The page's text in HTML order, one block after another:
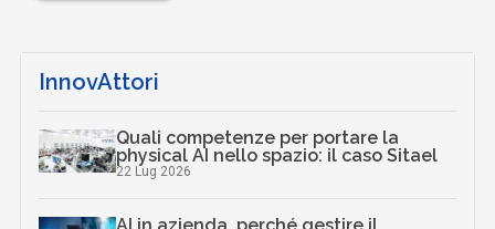
InnovAttori
Quali competenze per portare la
physical AI nello spazio: il caso Sitael
22 Lug 2026